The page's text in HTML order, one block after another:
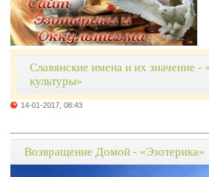
Славянские имена и их значение -
культуры»
14-01-2017, 08:43
Возвращение Домой - «Эзотерика»